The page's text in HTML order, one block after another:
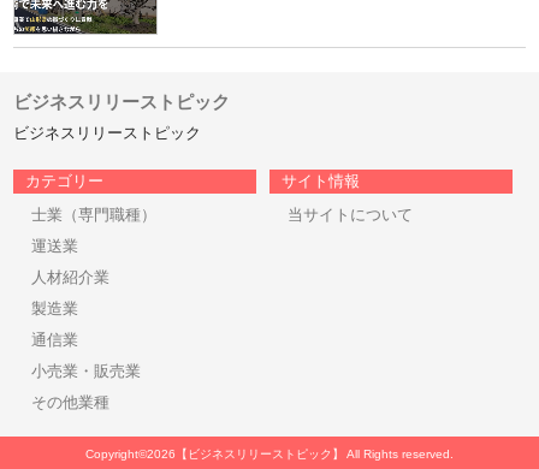
ビジネスリリーストピック
ビジネスリリーストピック
カテゴリー
士業（専門職種）
運送業
人材紹介業
製造業
通信業
小売業・販売業
その他業種
サイト情報
当サイトについて
Copyright©2026【ビジネスリリーストピック】 All Rights reserved.